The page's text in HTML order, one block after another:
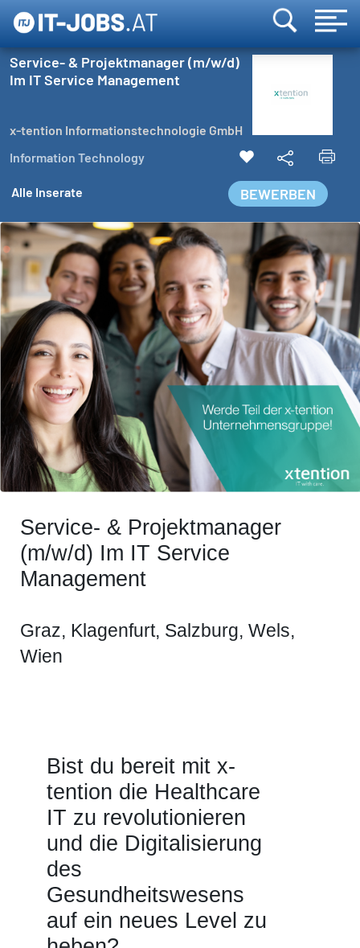
Service- & Projektmanager (m/w/d)
Im IT Service Management
x-tention Informationstechnologie GmbH
Information Technology
Alle Inserate BEWERBEN